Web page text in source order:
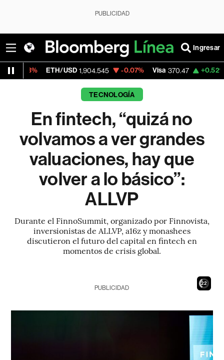
PUBLICIDAD
Ingresar
ETH/USD 1,904.545 -0.07% Visa 370.47 +0.52%
TECNOLOGÍA
En fintech, “quizá no
volvamos a ver grandes
valuaciones, hay que
volver a lo básico”:
ALLVP
Durante el FinnoSummit, organizado por Finnovista,
inversionistas de ALLVP, a16z y monashees
discutieron el futuro del capital en fintech en
momentos de crisis global.
21
PUBLICIDAD